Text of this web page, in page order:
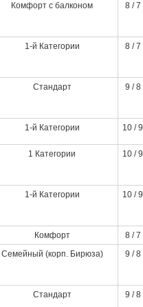
Комфорт с балконом 8 / 7
1-й Категории 8 / 7
Стандарт 9 / 8
1-й Категории 10 / 9
1 Категории 10 / 9
1-й Категории 10 / 9
Комфорт
8 / 7
Семейный (корп. Бирюза) 9 / 8
Стандарт 9 / 8